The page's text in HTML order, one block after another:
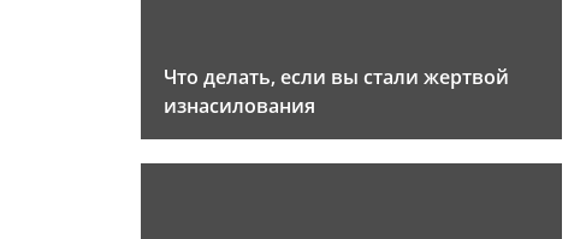
Что делать, если вы стали жертвой
изнасилования